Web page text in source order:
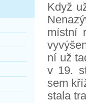
Když
místní
ní už
v 19.
sem
stala